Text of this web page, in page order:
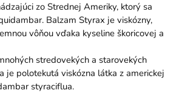
zo Strednej Ameriky, ktorý sa
Balzam Styrax je viskózny,
vôňou vďaka kyseline škoricovej a
stredovekých a starovekých
je polotekutá viskózna látka z americkej
styraciflua.